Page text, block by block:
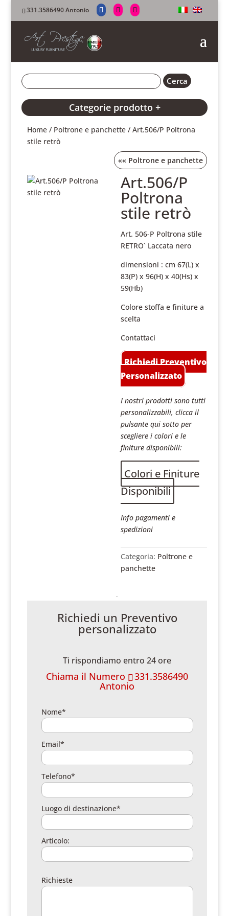
331.3586490 Antonio
Categorie prodotto +
Home / Poltrone e panchette / Art.506/P Poltrona
stile retrò
«« Poltrone e panchette
Art.506/P
Poltrona
stile retrò
Art. 506-P Poltrona stile
RETRO` Laccata nero
dimensioni : cm 67(L) x
83(P) x 96(H) x 40(Hs) x
59(Hb)
Colore stoffa e finiture a
scelta
Contattaci
Richiedi Preventivo
Personalizzato
I nostri prodotti sono tutti
personalizzabili, clicca il
pulsante qui sotto per
scegliere i colori e le
finiture disponibili:
Colori e Finiture
Disponibili
Info pagamenti e
spedizioni
Categoria: Poltrone e
panchette
Richiedi un Preventivo
personalizzato
Ti rispondiamo entro 24 ore
Chiama il Numero 331.3586490
Antonio
Nome*
Email*
Telefono*
Luogo di destinazione*
Articolo:
Richieste